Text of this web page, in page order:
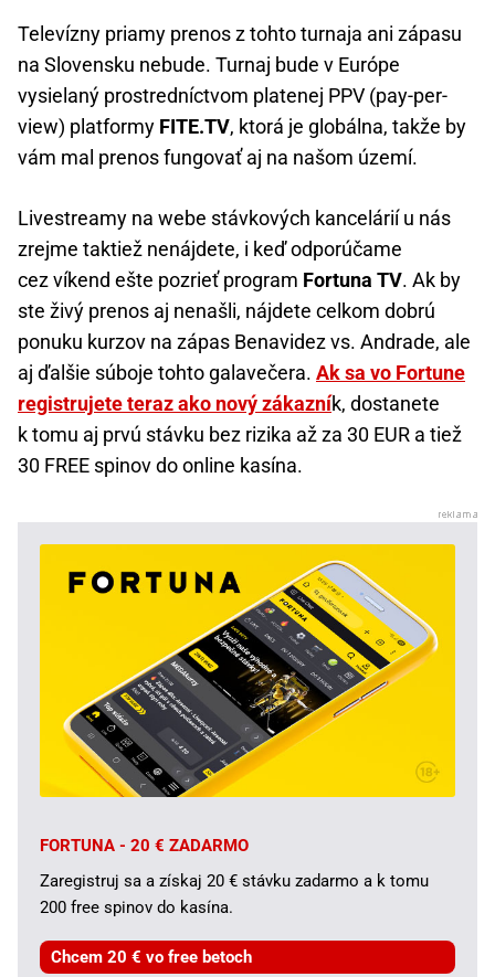
Televízny priamy prenos z tohto turnaja ani zápasu
na Slovensku nebude. Turnaj bude v Európe
vysielaný prostredníctvom platenej PPV (pay-per-
view) platformy FITE.TV, ktorá je globálna, takže by
vám mal prenos fungovať aj na našom území.
Livestreamy na webe stávkových kancelárií u nás
zrejme taktiež nenájdete, i keď odporúčame
cez víkend ešte pozrieť program Fortuna TV. Ak by
ste živý prenos aj nenašli, nájdete celkom dobrú
ponuku kurzov na zápas Benavidez vs. Andrade, ale
aj ďalšie súboje tohto galavečera. Ak sa vo Fortune
registrujete teraz ako nový zákazník, dostanete
k tomu aj prvú stávku bez rizika až za 30 EUR a tiež
30 FREE spinov do online kasína.
FORTUNA - 20 € ZADARMO
Zaregistruj sa a získaj 20 € stávku zadarmo a k tomu
200 free spinov do kasína.
Chcem 20 € vo free betoch